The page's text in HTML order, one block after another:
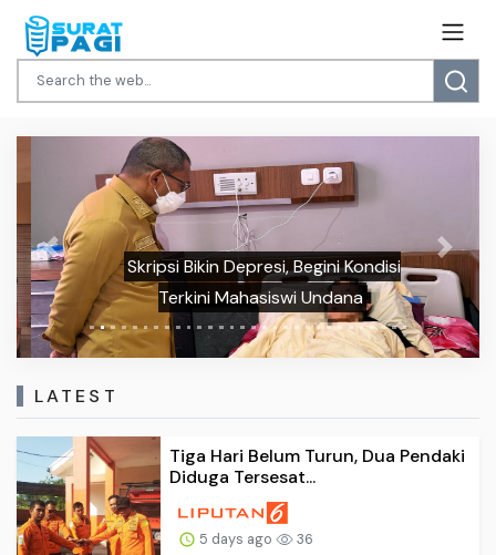
Skripsi Bikin Depresi, Begini Kondisi
Terkini Mahasiswi Undana
Previous Next
LATEST
Tiga Hari Belum Turun, Dua Pendaki
Diduga Tersesat...
5 days ago 36